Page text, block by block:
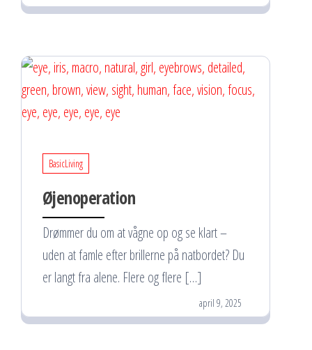
BasicLiving
Øjenoperation
Drømmer du om at vågne op og se klart –
uden at famle efter brillerne på natbordet? Du
er langt fra alene. Flere og flere […]
april 9, 2025